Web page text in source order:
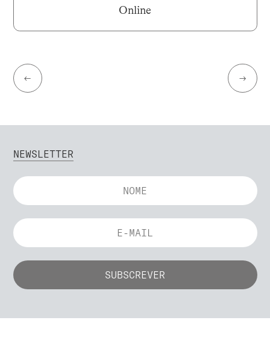
Online
← →
NEWSLETTER